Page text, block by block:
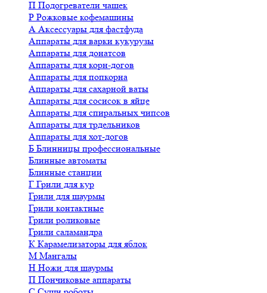
П Подогреватели чашек
Р Рожковые кофемашины
А Аксессуары для фастфуда
Аппараты для варки кукурузы
Аппараты для донатсов
Аппараты для корн-догов
Аппараты для попкорна
Аппараты для сахарной ваты
Аппараты для сосисок в яйце
Аппараты для спиральных чипсов
Аппараты для трдельников
Аппараты для хот-догов
Б Блинницы профессиональные
Блинные автоматы
Блинные станции
Г Грили для кур
Грили для шаурмы
Грили контактные
Грили роликовые
Грили саламандра
К Карамелизаторы для яблок
М Мангалы
Н Ножи для шаурмы
П Пончиковые аппараты